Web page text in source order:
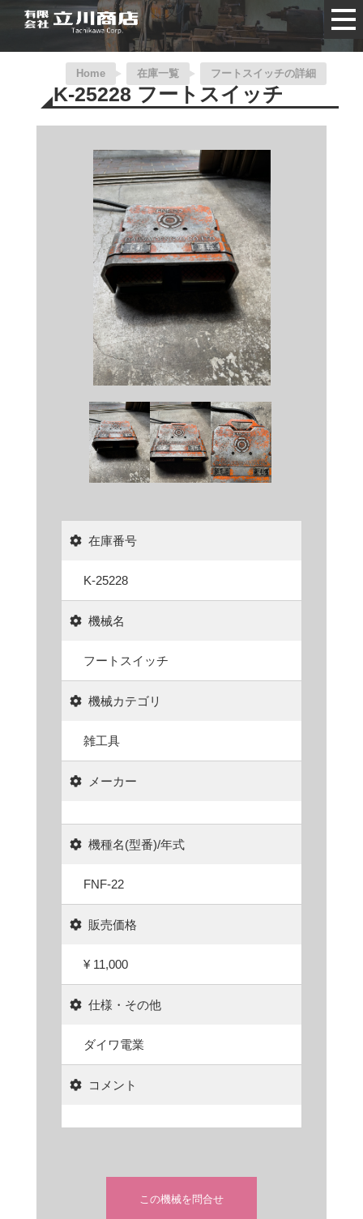
Home 在庫一覧 フートスイッチの詳細
K-25228 フートスイッチ
在庫番号
K-25228
機械名
フートスイッチ
機械カテゴリ
雑工具
メーカー
機種名(型番)/年式
FNF-22
販売価格
¥ 11,000
仕様・その他
ダイワ電業
コメント
この機械を問合せ